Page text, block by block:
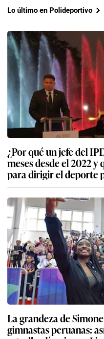
Lo último en Polideportivo
¿Por qué un jefe del
meses desde el 2022
para dirigir el deporte
La grandeza de
gimnastas peruanas: